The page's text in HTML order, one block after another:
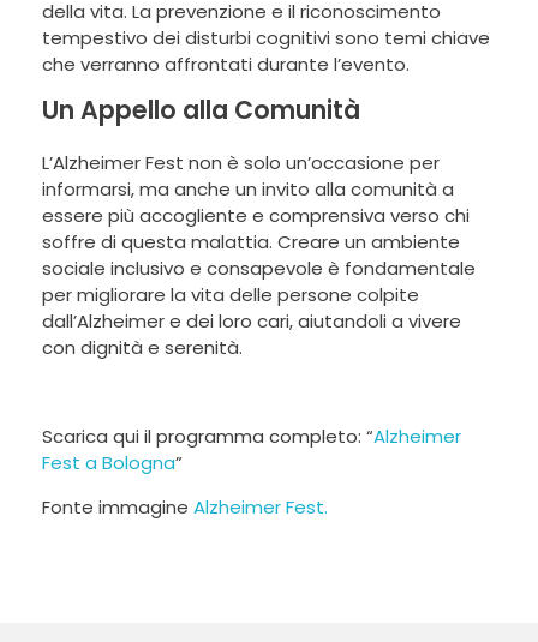
della vita. La prevenzione e il riconoscimento
tempestivo dei disturbi cognitivi sono temi chiave
che verranno affrontati durante l’evento.
Un Appello alla Comunità
L’Alzheimer Fest non è solo un’occasione per
informarsi, ma anche un invito alla comunità a
essere più accogliente e comprensiva verso chi
soffre di questa malattia. Creare un ambiente
sociale inclusivo e consapevole è fondamentale
per migliorare la vita delle persone colpite
dall’Alzheimer e dei loro cari, aiutandoli a vivere
con dignità e serenità.
Scarica qui il programma completo: “Alzheimer
Fest a Bologna”
Fonte immagine Alzheimer Fest.